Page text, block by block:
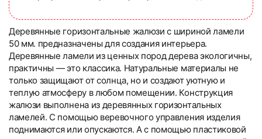
Деревянные горизонтальные жалюзи с шириной ламели
50 мм. предназначены для создания интерьера.
Деревянные ламели из ценных пород дерева экологичны,
практичны — это классика. Натуральные материалы не
только защищают от солнца, но и создают уютную и
теплую атмосферу в любом помещении. Конструкция
жалюзи выполнена из деревянных горизонтальных
ламелей. С помощью веревочного управления изделия
поднимаются или опускаются. А с помощью пластиковой